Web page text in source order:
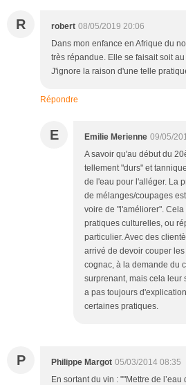
R robert 08/05/2019 20:06
Dans mon enfance en Afrique du
très répandue. Elle se faisait soit
J'ignore la raison d'une telle
Répondre
E Emilie Merienne 09/05/
A savoir qu'au début du
tellement "durs" et
de l'eau pour l'alléger. La
de mélanges/coupages
voire de "l'améliorer".
pratiques culturelles, ou
particulier. Avec des
arrivé de devoir couper
cognac, à la demande du
surprenant, mais cela leur
a pas toujours
certaines pratiques.
P Philippe Margot 05/03/2014 08:35
En sortant du vin : ""Mettre de